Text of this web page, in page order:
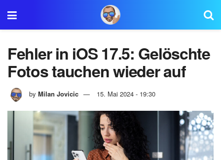
Fehler in iOS 17.5: Gelöschte
Fotos tauchen wieder auf
by Milan Jovicic 15. Mai 2024 - 19:30